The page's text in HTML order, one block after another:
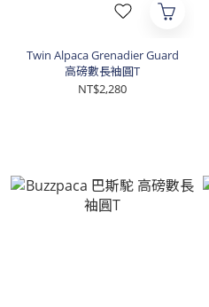
Twin Alpaca Grenadier Guard
高磅數長袖圓T
NT$2,280